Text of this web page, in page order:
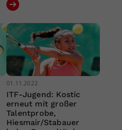
01.11.2022
ITF-Jugend: Kostic
erneut mit großer
Talentprobe,
Hiesmair/Stabauer